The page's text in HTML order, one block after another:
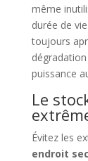
même
durée de
toujours
puissance
Le
Évitez les
endroit